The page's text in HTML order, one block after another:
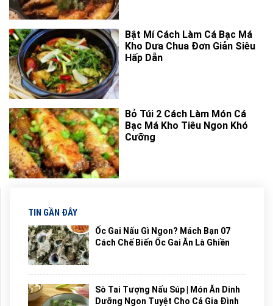
Bật Mí Cách Làm Cá Bạc Má
Kho Dưa Chua Đơn Giản Siêu
Hấp Dẫn
Bỏ Túi 2 Cách Làm Món Cá
Bạc Má Kho Tiêu Ngon Khó
Cưỡng
TIN GẦN ĐÂY
Ốc Gai Nấu Gì Ngon? Mách Bạn 07
Cách Chế Biến Ốc Gai Ăn Là Ghiền
Sò Tai Tượng Nấu Súp | Món Ăn Dinh
Dưỡng Ngon Tuyệt Cho Cả Gia Đình